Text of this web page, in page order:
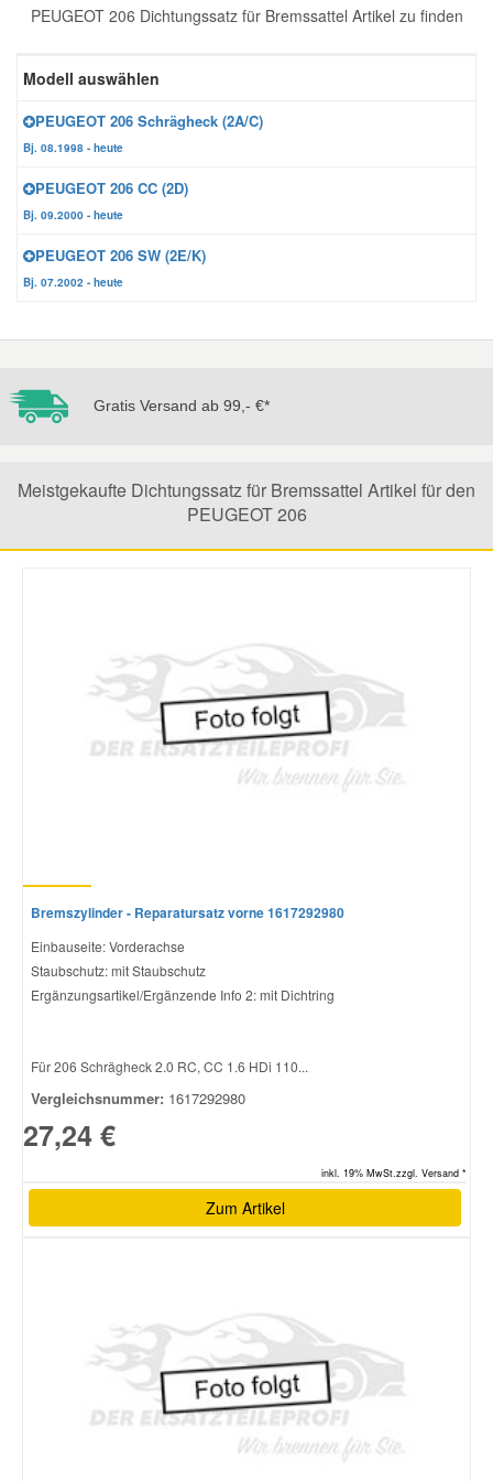
PEUGEOT 206 Dichtungssatz für Bremssattel Artikel zu finden
Modell auswählen
PEUGEOT 206 Schrägheck (2A/C)
Bj. 08.1998 - heute
PEUGEOT 206 CC (2D)
Bj. 09.2000 - heute
PEUGEOT 206 SW (2E/K)
Bj. 07.2002 - heute
Gratis Versand ab 99,- €*
Meistgekaufte Dichtungssatz für Bremssattel Artikel für den
PEUGEOT 206
Bremszylinder - Reparatursatz vorne 1617292980
Einbauseite: Vorderachse
Staubschutz: mit Staubschutz
Ergänzungsartikel/Ergänzende Info 2: mit Dichtring
Für 206 Schrägheck 2.0 RC, CC 1.6 HDi 110...
Vergleichsnummer: 1617292980
27,24 €
inkl. 19% MwSt.zzgl. Versand *
Zum Artikel
Reparatur-Zubehör
Schlüsselgehäuse
Winter-Autozubehör
Hyundai Ersatzteile
Kia Ersatzteile
Lancia Ersatzteile
Mini Ersatzteile
Mitsubishi Ersatzteile
Seat Ersatzteile
Skoda Ersatzteile
Suzuki Ersatzteile
Vauxhall Ersatzteile